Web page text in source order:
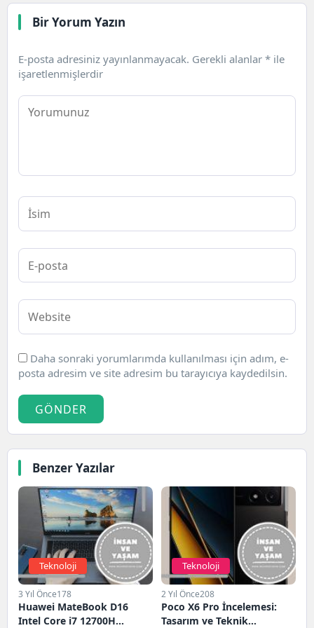
Bir Yorum Yazın
E-posta adresiniz yayınlanmayacak. Gerekli alanlar * ile
işaretlenmişlerdir
Daha sonraki yorumlarımda kullanılması için adım, e-
posta adresim ve site adresim bu tarayıcıya kaydedilsin.
GÖNDER
Benzer Yazılar
Teknoloji
3 Yıl Önce178
Huawei MateBook D16
Intel Core i7 12700H
Teknoloji
2 Yıl Önce208
Poco X6 Pro İncelemesi:
Tasarım ve Teknik